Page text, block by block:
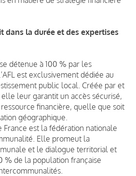
dans la durée et des expertises
détenue à 100 % par les
est exclusivement dédiée au
public local. Créée par et
leur garantit un accès sécurisé,
financière, quelle que soit
géographique.
est la fédération nationale
Elle promeut la
et le dialogue territorial et
% de la population française